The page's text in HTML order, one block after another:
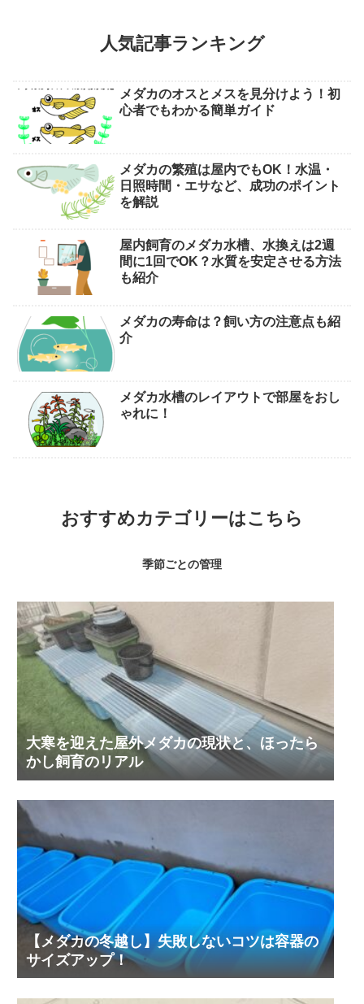
人気記事ランキング
メダカのオスとメスを見分けよう！初
心者でもわかる簡単ガイド
メダカの繁殖は屋内でもOK！水温・
日照時間・エサなど、成功のポイント
を解説
屋内飼育のメダカ水槽、水換えは2週
間に1回でOK？水質を安定させる方法
も紹介
メダカの寿命は？飼い方の注意点も紹
介
メダカ水槽のレイアウトで部屋をおし
ゃれに！
おすすめカテゴリーはこちら
季節ごとの管理
大寒を迎えた屋外メダカの現状と、ほったら
かし飼育のリアル
【メダカの冬越し】失敗しないコツは容器の
サイズアップ！